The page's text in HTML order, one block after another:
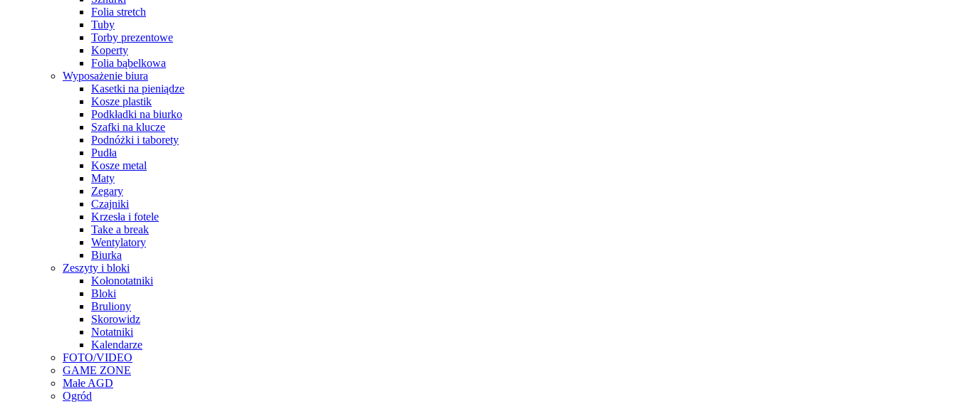
Folia stretch
Tuby
Torby prezentowe
Koperty
Folia bąbelkowa
Wyposażenie biura
Kasetki na pieniądze
Kosze plastik
Podkładki na biurko
Szafki na klucze
Podnóżki i taborety
Pudła
Kosze metal
Maty
Zegary
Czajniki
Krzesła i fotele
Take a break
Wentylatory
Biurka
Zeszyty i bloki
Kołonotatniki
Bloki
Bruliony
Skorowidz
Notatniki
Kalendarze
FOTO/VIDEO
GAME ZONE
Małe AGD
Ogród